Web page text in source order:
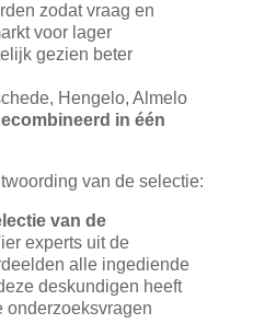
zodat vraag en
voor lager
gezien beter
Hengelo, Almelo
in één
van de selectie:
van de
experts uit de
alle ingediende
deskundigen heeft
onderzoeksvragen